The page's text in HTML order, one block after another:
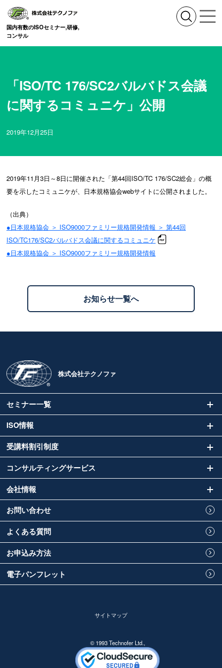
国内有数のISOセミナー,研修,
コンサル
「ISO/TC 176/SC2バルバドス会議
に関するコミュニケ」公開
2019年12月25日
2019年11月3日～8日に開催された「第44回ISO/TC 176/SC2総会」の概
要を示したコミュニケが、日本規格協会webサイトに公開されました。
（出典）
●日本規格協会 ＞ ISO9000ファミリー規格開発情報 ＞ 第44回
ISO/TC176/SC2バルバドス会議に関するコミュニケ
●日本規格協会 ＞ ISO9000ファミリー規格開発情報
お知らせ一覧へ
株式会社テクノファ
セミナー一覧
ISO情報
受講料割引制度
コンサルティングサービス
会社情報
お問い合わせ
よくある質問
お申込み方法
電子パンフレット
サイトマップ
© 1993 Technofer Ltd.,